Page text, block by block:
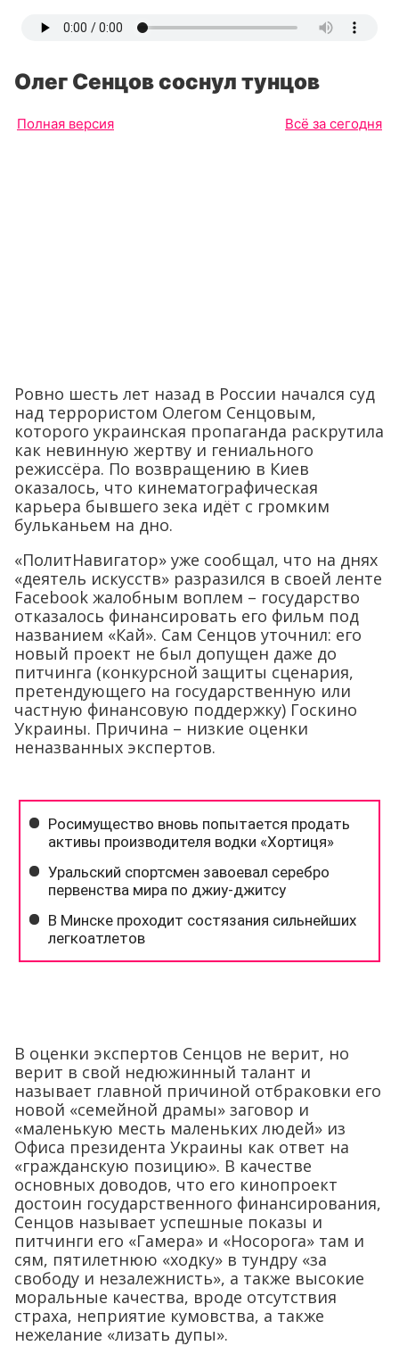
Олег Сенцов соснул тунцов
Полная версия Всё за сегодня
Ровно шесть лет назад в России начался суд
над террористом Олегом Сенцовым,
которого украинская пропаганда раскрутила
как невинную жертву и гениального
режиссёра. По возвращению в Киев
оказалось, что кинематографическая
карьера бывшего зека идёт с громким
бульканьем на дно.
«ПолитНавигатор» уже сообщал, что на днях
«деятель искусств» разразился в своей ленте
Facebook жалобным воплем – государство
отказалось финансировать его фильм под
названием «Кай». Сам Сенцов уточнил: его
новый проект не был допущен даже до
питчинга (конкурсной защиты сценария,
претендующего на государственную или
частную финансовую поддержку) Госкино
Украины. Причина – низкие оценки
неназванных экспертов.
В оценки экспертов Сенцов не верит, но
верит в свой недюжинный талант и
называет главной причиной отбраковки его
новой «семейной драмы» заговор и
«маленькую месть маленьких людей» из
Офиса президента Украины как ответ на
«гражданскую позицию». В качестве
основных доводов, что его кинопроект
достоин государственного финансирования,
Сенцов называет успешные показы и
питчинги его «Гамера» и «Носорога» там и
сям, пятилетнюю «ходку» в тундру «за
свободу и незалежнисть», а также высокие
моральные качества, вроде отсутствия
страха, неприятие кумовства, а также
нежелание «лизать дупы».